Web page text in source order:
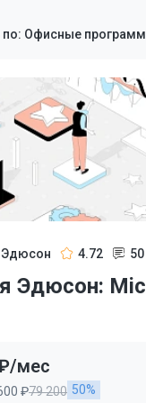
по: Офисные
4.72 50
Эдюсон:
мес
₽79 200 50%